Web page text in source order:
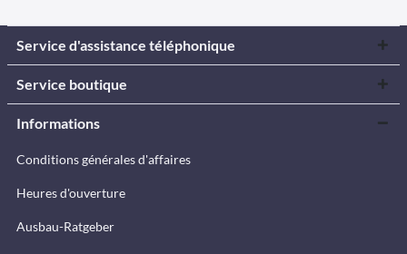
Service d'assistance téléphonique
Service boutique
Informations
Conditions générales d'affaires
Heures d'ouverture
Ausbau-Ratgeber